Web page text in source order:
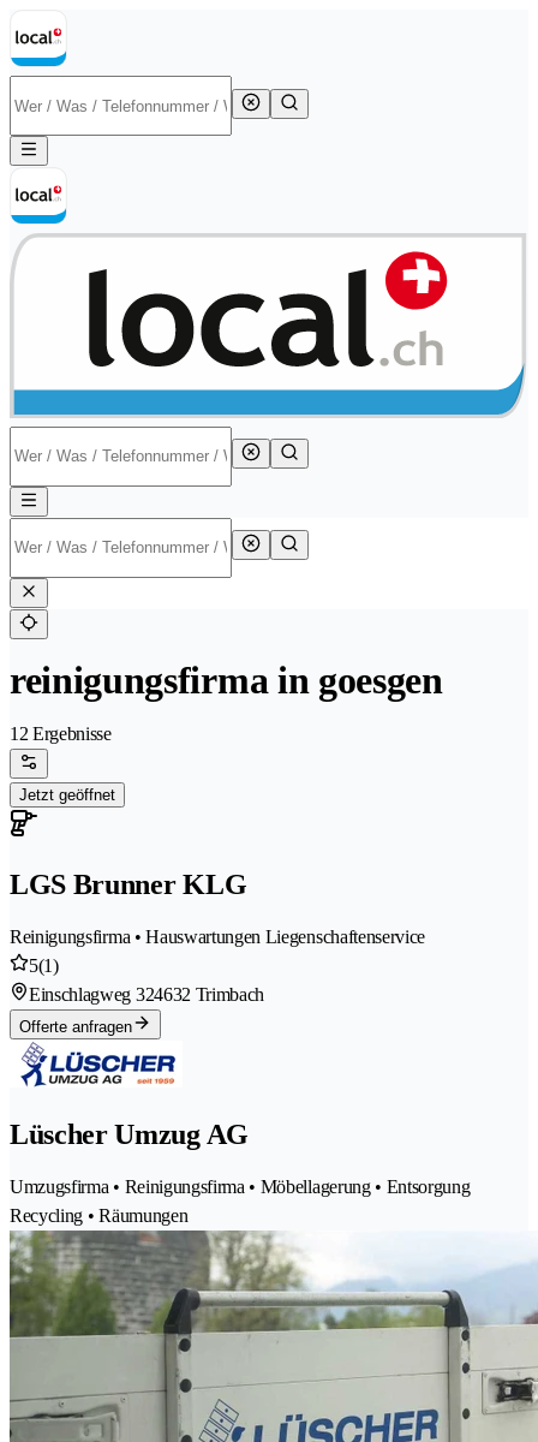
reinigungsfirma in goesgen
12 Ergebnisse
Jetzt geöffnet
LGS Brunner KLG
Reinigungsfirma • Hauswartungen Liegenschaftenservice
5(1)
Einschlagweg 324632 Trimbach
Offerte anfragen
Lüscher Umzug AG
Umzugsfirma • Reinigungsfirma • Möbellagerung • Entsorgung
Recycling • Räumungen